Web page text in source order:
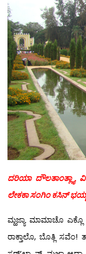
ದರಿಯಾ ದೌಲತಾಂತ್ಲ್ಯಾ
ಲೇಕಕಾ ಸಂಗಿಂ ಕಸಿನ್
ಮ್ಹಜ್ಯಾ ಮಾಮಾಚೊ
ರಾಕ್ತಾಲೊ, ಬೊತ್ಲಿ ಸವೆಂ!